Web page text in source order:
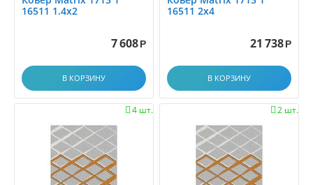
1.17x1.17
1.1x2.0
1.25x1.5
1.2x1.2
1.2x1.4
1.2x1.45
16511 1.4x2
7 608 Р
В КОРЗИНУ
16511 2x4
21 738 Р
В КОРЗИНУ
4 шт.
 2 шт.
